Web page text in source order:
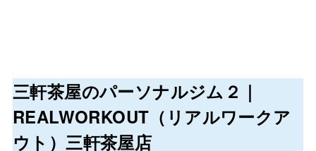
三軒茶屋のパーソナルジム２｜
REALWORKOUT（リアルワークア
ウト）三軒茶屋店